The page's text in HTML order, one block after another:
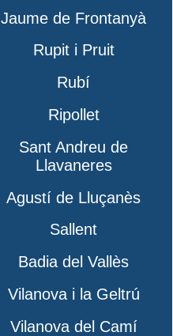
Jaume de Frontanyà
Rupit i Pruit
Rubí
Ripollet
Sant Andreu de
Llavaneres
Agustí de Lluçanès
Sallent
Badia del Vallès
Vilanova i la Geltrú
Vilanova del Camí